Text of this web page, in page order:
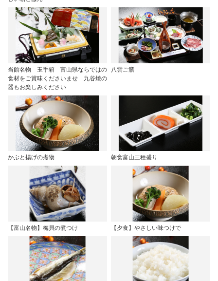
当館名物 玉手箱 富山県ならではの
食材をご賞味くださいませ 九谷焼の
器もお楽しみください
八雲ご膳
かぶと揚げの煮物 朝食富山三種盛り
【富山名物】梅貝の煮つけ 【夕食】やさしい味つけで